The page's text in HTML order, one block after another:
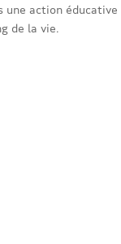
une action éducative
de la vie.